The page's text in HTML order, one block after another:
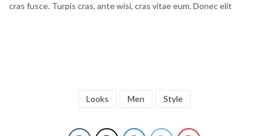
cras fusce. Turpis cras, ante wisi, cras vitae eum. Donec elit
Looks Men Style